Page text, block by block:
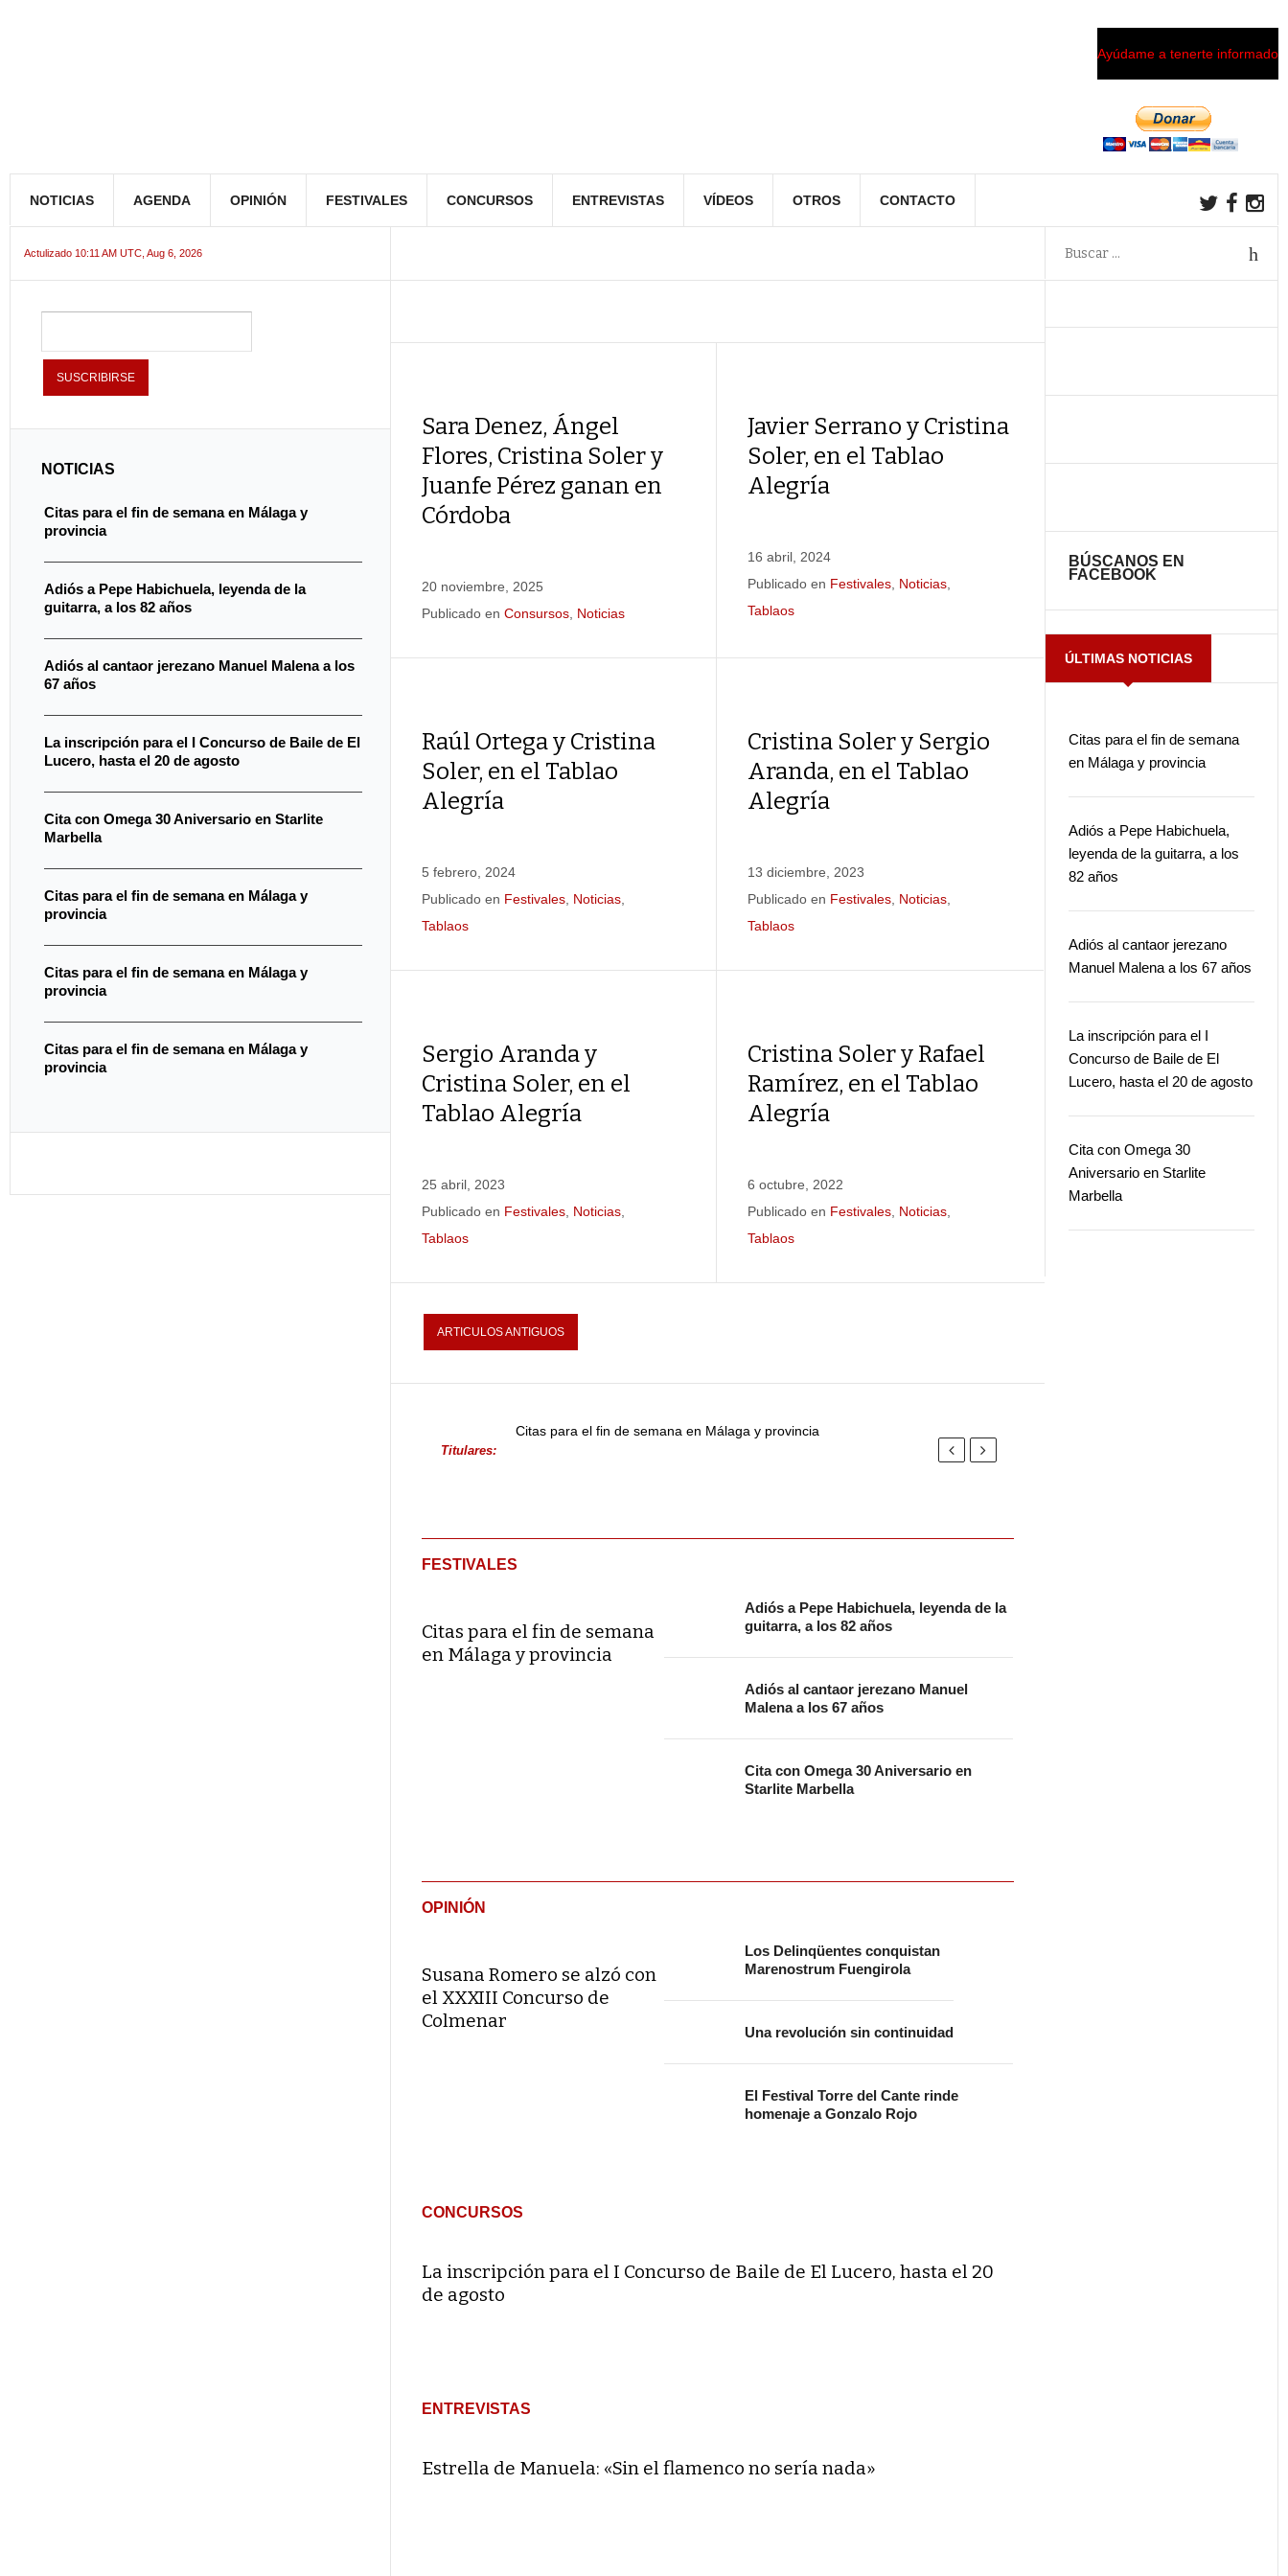
Ayúdame a tenerte informado
NOTICIAS AGENDA OPINIÓN FESTIVALES CONCURSOS ENTREVISTAS VÍDEOS OTROS CONTACTO
Actulizado 10:11 AM UTC, Aug 6, 2026
Sara Denez, Ángel
Flores, Cristina Soler y
Juanfe Pérez ganan en
Córdoba
20 noviembre, 2025
Publicado enConsursos Noticias
Javier Serrano y Cristina
Soler, en el Tablao
Alegría
16 abril, 2024
Publicado en Festivales Noticias
Tablaos
Raúl Ortega y Cristina
Soler, en el Tablao
Alegría
5 febrero, 2024
Publicado en Festivales Noticias
Tablaos
Cristina Soler y Sergio
Aranda, en el Tablao
Alegría
13 diciembre, 2023
Publicado en Festivales Noticias
Tablaos
Sergio Aranda y
Cristina Soler, en el
Tablao Alegría
25 abril, 2023
Publicado en Festivales Noticias
Tablaos
Cristina Soler y Rafael
Ramírez, en el Tablao
Alegría
6 octubre, 2022
Publicado en Festivales Noticias
Tablaos
ARTICULOS ANTIGUOS
Titulares:
Citas para el fin de semana en Málaga y provincia
FESTIVALES
Citas para el fin de semana
en Málaga y provincia
Adiós a Pepe Habichuela, leyenda de la
guitarra, a los 82 años
Adiós al cantaor jerezano Manuel
Malena a los 67 años
Cita con Omega 30 Aniversario en
Starlite Marbella
OPINIÓN
Susana Romero se alzó con
el XXXIII Concurso de
Colmenar
Los Delinqüentes conquistan
Marenostrum Fuengirola
Una revolución sin continuidad
El Festival Torre del Cante rinde
homenaje a Gonzalo Rojo
CONCURSOS
La inscripción para el I Concurso de Baile de El Lucero, hasta el 20
de agosto
ENTREVISTAS
Estrella de Manuela: «Sin el flamenco no sería nada»
BÚSCANOS EN
FACEBOOK
ÚLTIMAS NOTICIAS
Citas para el fin de semana
en Málaga y provincia
Adiós a Pepe Habichuela,
leyenda de la guitarra, a los
82 años
Adiós al cantaor jerezano
Manuel Malena a los 67 años
La inscripción para el I
Concurso de Baile de El
Lucero, hasta el 20 de agosto
Cita con Omega 30
Aniversario en Starlite
Marbella
NOTICIAS
Citas para el fin de semana en Málaga y
provincia
Adiós a Pepe Habichuela, leyenda de la
guitarra, a los 82 años
Adiós al cantaor jerezano Manuel Malena a los
67 años
La inscripción para el I Concurso de Baile de El
Lucero, hasta el 20 de agosto
Cita con Omega 30 Aniversario en Starlite
Marbella
Citas para el fin de semana en Málaga y
provincia
Citas para el fin de semana en Málaga y
provincia
Citas para el fin de semana en Málaga y
provincia